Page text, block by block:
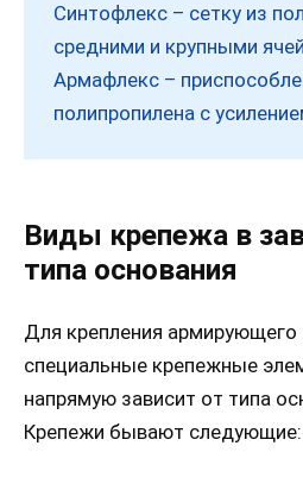
Синтофлекс – сетку из
средними и крупными
Армафлекс –
полипропилена с
Виды крепежа в
типа основания
Для крепления армирующего
специальные крепежные
напрямую зависит от типа
Крепежи бывают следующие: